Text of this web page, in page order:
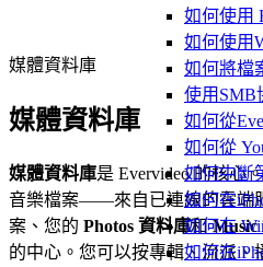
如何使用
如何使用
如何將檔
使用SMB
如何從
如何從
如何中斷
如何在
如何在
如何在
媒體資料庫
媒體資料庫
媒體資料庫是 Evervideo 的核心
音樂檔案——來自已連線的雲端
案、您的 Photos 資料庫和Music
的中心。您可以按專輯、流派